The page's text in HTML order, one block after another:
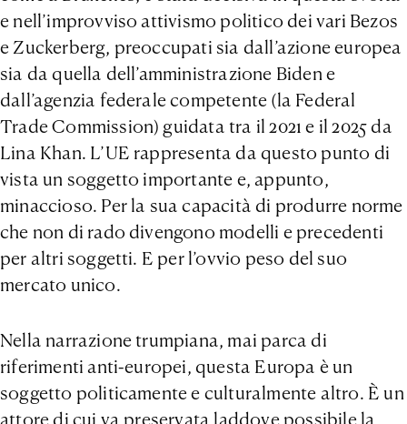
e nell’improvviso attivismo politico dei vari Bezos
e Zuckerberg, preoccupati sia dall’azione europea
sia da quella dell’amministrazione Biden e
dall’agenzia federale competente (la Federal
Trade Commission) guidata tra il 2021 e il 2025 da
Lina Khan. L’UE rappresenta da questo punto di
vista un soggetto importante e, appunto,
minaccioso. Per la sua capacità di produrre norme
che non di rado divengono modelli e precedenti
per altri soggetti. E per l’ovvio peso del suo
mercato unico.
Nella narrazione trumpiana, mai parca di
riferimenti anti-europei, questa Europa è un
soggetto politicamente e culturalmente altro. È un
attore di cui va preservata laddove possibile la